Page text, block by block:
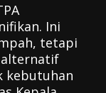
Ini
tetapi
alternatif
kebutuhan